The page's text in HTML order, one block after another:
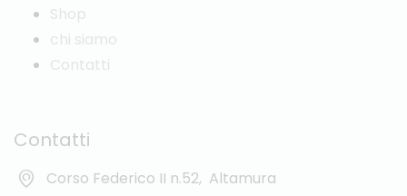
Shop
chi siamo
Contatti
Contatti
Corso Federico II n.52, Altamura